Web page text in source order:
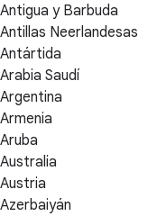
Antigua y Barbuda
Antillas Neerlandesas
Antártida
Arabia Saudí
Argentina
Armenia
Aruba
Australia
Austria
Azerbaiyán